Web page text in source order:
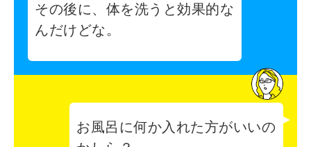
その後に、体を洗うと効果的な
んだけどな。
お風呂に何か入れた方がいいの